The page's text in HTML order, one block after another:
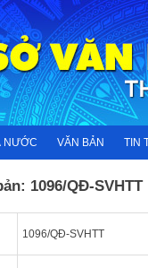
NƯỚC VĂN BẢN TIN
1096/QĐ-SVHTT
1096/QĐ-SVHTT